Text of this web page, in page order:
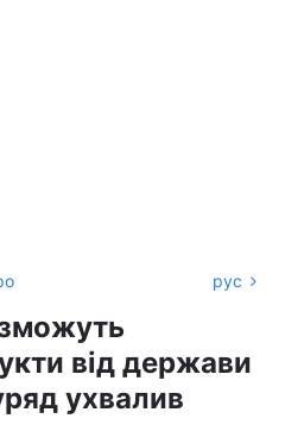
рус
зможуть
від держави
ухвалив